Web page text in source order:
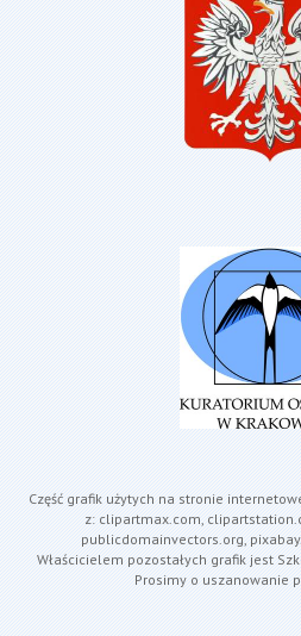
Część grafik użytych na stronie
z: clipartmax.com,
publicdomainvectors.org,
Właścicielem pozostałych grafik jest
Prosimy o uszanowanie